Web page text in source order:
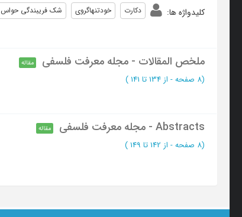
کلیدواژه ها: دکارت خودتنهاگروی شک فریبندگی حواس
ملخص المقالات - مجله معرفت فلسفی مقاله
(‎8 صفحه - از 134 تا 141 )
Abstracts - مجله معرفت فلسفی مقاله
(‎8 صفحه - از 142 تا 149 )